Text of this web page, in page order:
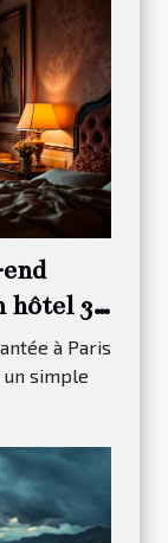
hôtel 3
à Paris
simple